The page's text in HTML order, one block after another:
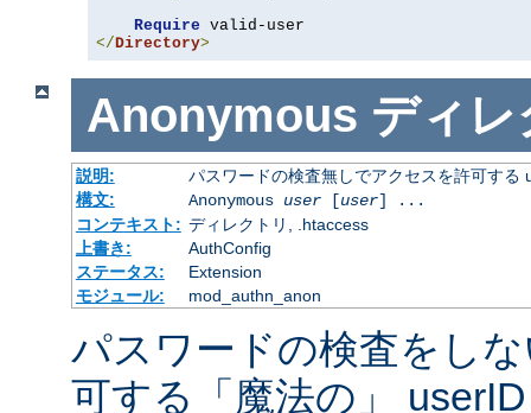
Require
</Directory>
Anonymous ディレ
説明:
パスワードの検査無しでアクセスを許可する
構文:
Anonymous user[user] ...
コンテキスト: ディレクトリ, .htaccess
上書き:
AuthConfig
ステータス:
Extension
モジュール:
mod_authn_anon
パスワードの検査をし
可する「魔法の」